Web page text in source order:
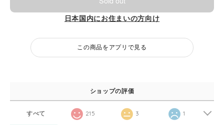
日本国内にお住まいの方向け
この商品をアプリで見る
ショップの評価
すべて 215 3 1